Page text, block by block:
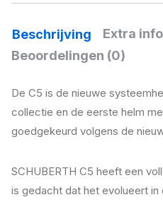
Beschrijving
Extra
Beoordelingen (0)
De C5 is de nieuwe
collectie en de eerste helm
goedgekeurd volgens de
SCHUBERTH C5 heeft een
is gedacht dat het evolueert